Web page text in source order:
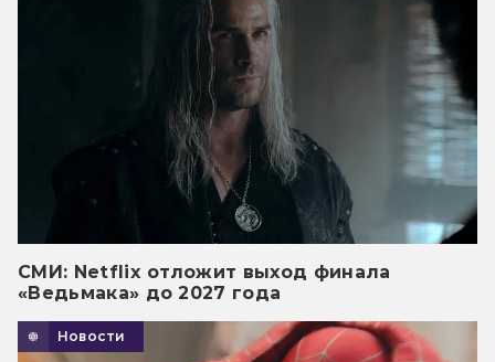
СМИ: Netflix отложит выход финала
«Ведьмака» до 2027 года
Новости